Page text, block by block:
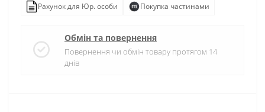
Рахунок для Юр. особи
Покупка частинами
Обмін та повернення
Повернення чи обмін товару протягом 14
днів